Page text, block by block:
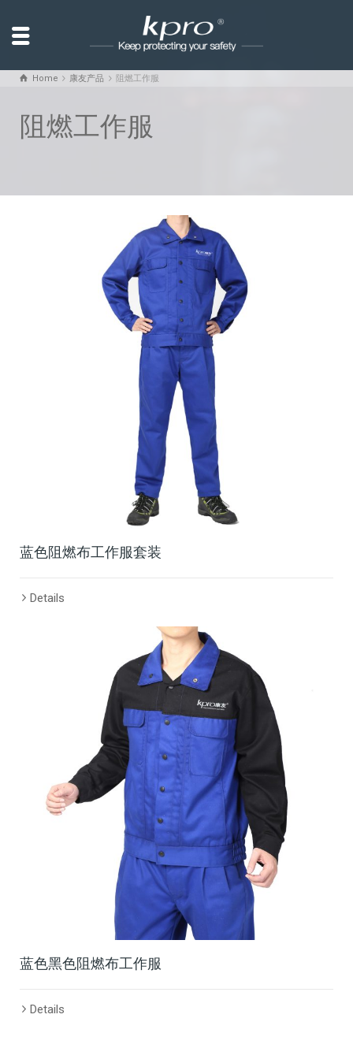
Home 康友产品 阻燃工作服
阻燃工作服
蓝色阻燃布工作服套装
Details
蓝色黑色阻燃布工作服
Details